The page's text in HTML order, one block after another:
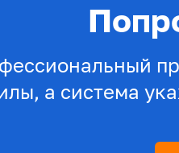
а система